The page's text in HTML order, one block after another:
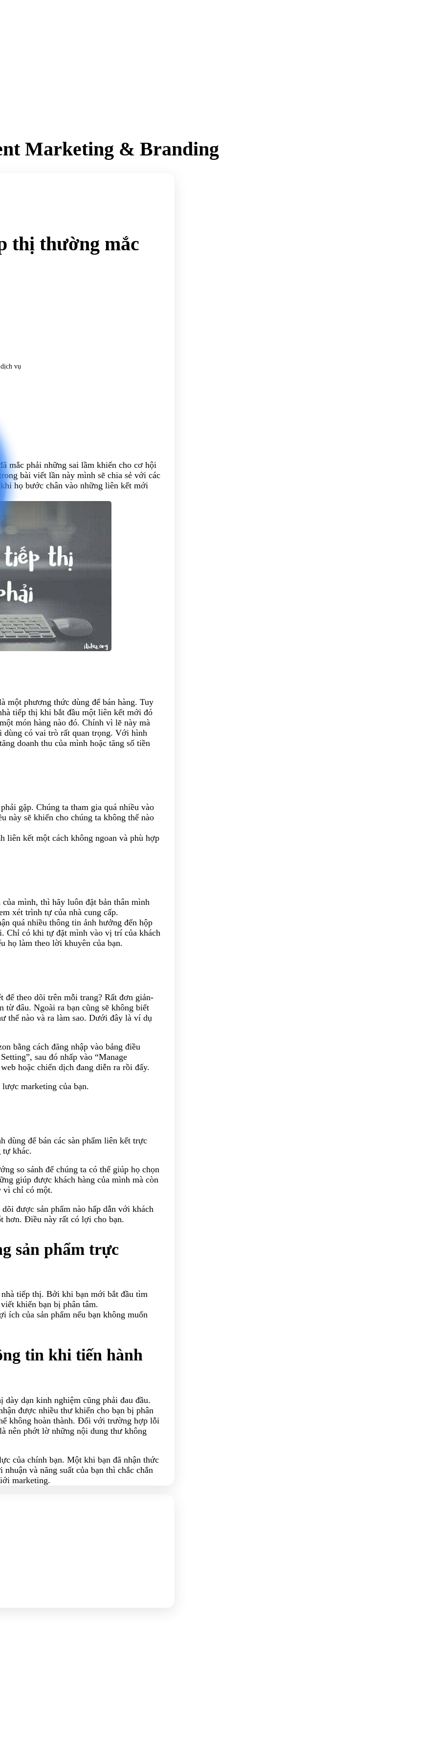
Marketing & Branding
vụ
thị thường mắc
mắc phải những sai lầm khiến cho cơ hội
bài viết lần này mình sẽ chia sẻ với các
họ bước chân vào những liên kết mới
một phương thức dùng để bán hàng. Tuy
tiếp thị khi bắt đầu một liên kết mới đó
món hàng nào đó. Chính vì lẽ này mà
dùng có vai trò rất quan trọng. Với hình
doanh thu của mình hoặc tăng số tiền
gặp. Chúng ta tham gia quá nhiều vào
này sẽ khiến cho chúng ta không thể nào
liên kết một cách không ngoan và phù hợp
của mình, thì hãy luôn đặt bản thân mình
xét trình tự của nhà cung cấp.
quá nhiều thông tin ảnh hưởng đến hộp
Chỉ có khi tự đặt mình vào vị trí của khách
họ làm theo lời khuyên của bạn.
để theo dõi trên mỗi trang? Rất đơn giản-
từ đâu. Ngoài ra bạn cũng sẽ không biết
thế nào và ra làm sao. Dưới đây là ví dụ
bằng cách đăng nhập vào bảng điều
sau đó nhấp vào “Manage
hoặc chiến dịch đang diễn ra rồi đấy.
marketing của bạn.
dùng để bán các sàn phẩm liên kết trực
tự khác.
so sánh để chúng ta có thể giúp họ chọn
giúp được khách hàng của mình mà còn
vì chỉ có một.
được sản phẩm nào hấp dẫn với khách
hơn. Điều này rất có lợi cho bạn.
sản phẩm trực
tiếp thị. Bởi khi bạn mới bắt đầu tìm
khiến bạn bị phân tâm.
ích của sản phẩm nếu bạn không muốn
tin khi tiến hành
dạn kinh nghiệm cũng phải đau đầu.
được nhiều thư khiến cho bạn bị phân
không hoàn thành. Đối với trường hợp lỗi
nên phớt lờ những nội dung thư không
của chính bạn. Một khi bạn đã nhận thức
và năng suất của bạn thì chắc chắn
marketing.